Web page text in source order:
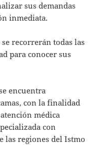
sus demandas
inmediata.
recorrerán todas las
para conocer sus
encuentra
con la finalidad
médica
con
las regiones del Istmo